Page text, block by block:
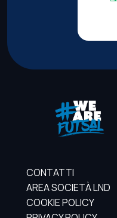
CONTATTI
AREA SOCIETÀ LND
COOKIE POLICY